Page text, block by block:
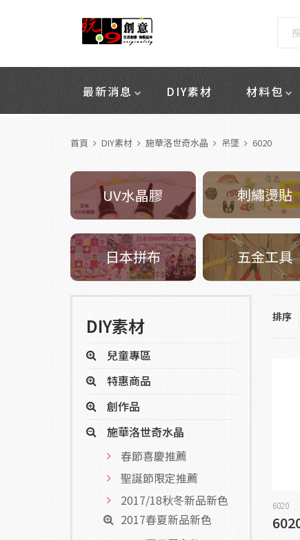
最新消息 DIY素材 材料包
首頁 DIY素材 施華洛世奇水晶 吊墜 6020
UV水晶膠 刺繡燙貼
日本拼布 五金工具
排序
6020
DIY素材
兒童專區
特惠商品
創作品
施華洛世奇水晶
春節喜慶推薦
聖誕節限定推薦
2017/18秋冬新品新色
2017春夏新品新色